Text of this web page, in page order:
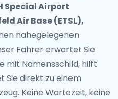
Special Airport
Air Base (ETSL),
nahegelegenen
Fahrer erwartet Sie
mit Namensschild, hilft
Sie direkt zu einem
Keine Wartezeit, keine